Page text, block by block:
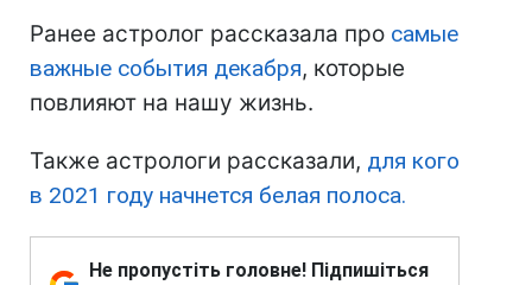
Ранее астролог рассказала про самые
важные события декабря, которые
повлияют на нашу жизнь.
Также астрологи рассказали, для кого
в 2021 году начнется белая полоса.
Не пропустіть головне! Підпишіться